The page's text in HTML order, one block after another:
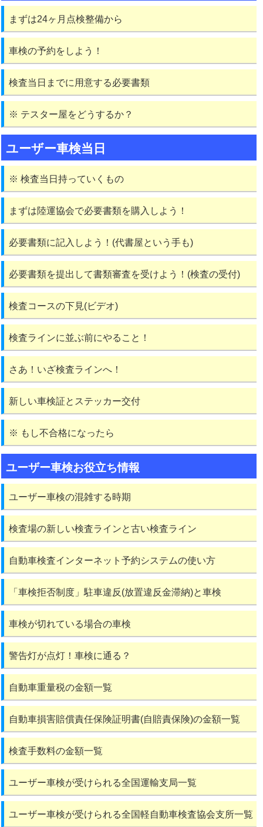
まずは24ヶ月点検整備から
車検の予約をしよう！
検査当日までに用意する必要書類
※ テスター屋をどうするか？
ユーザー車検当日
※ 検査当日持っていくもの
まずは陸運協会で必要書類を購入しよう！
必要書類に記入しよう！(代書屋という手も)
必要書類を提出して書類審査を受けよう！(検査の受付)
検査コースの下見(ビデオ)
検査ラインに並ぶ前にやること！
さあ！いざ検査ラインへ！
新しい車検証とステッカー交付
※ もし不合格になったら
ユーザー車検お役立ち情報
ユーザー車検の混雑する時期
検査場の新しい検査ラインと古い検査ライン
自動車検査インターネット予約システムの使い方
「車検拒否制度」駐車違反(放置違反金滞納)と車検
車検が切れている場合の車検
警告灯が点灯！車検に通る？
自動車重量税の金額一覧
自動車損害賠償責任保険証明書(自賠責保険)の金額一覧
検査手数料の金額一覧
ユーザー車検が受けられる全国運輸支局一覧
ユーザー車検が受けられる全国軽自動車検査協会支所一覧